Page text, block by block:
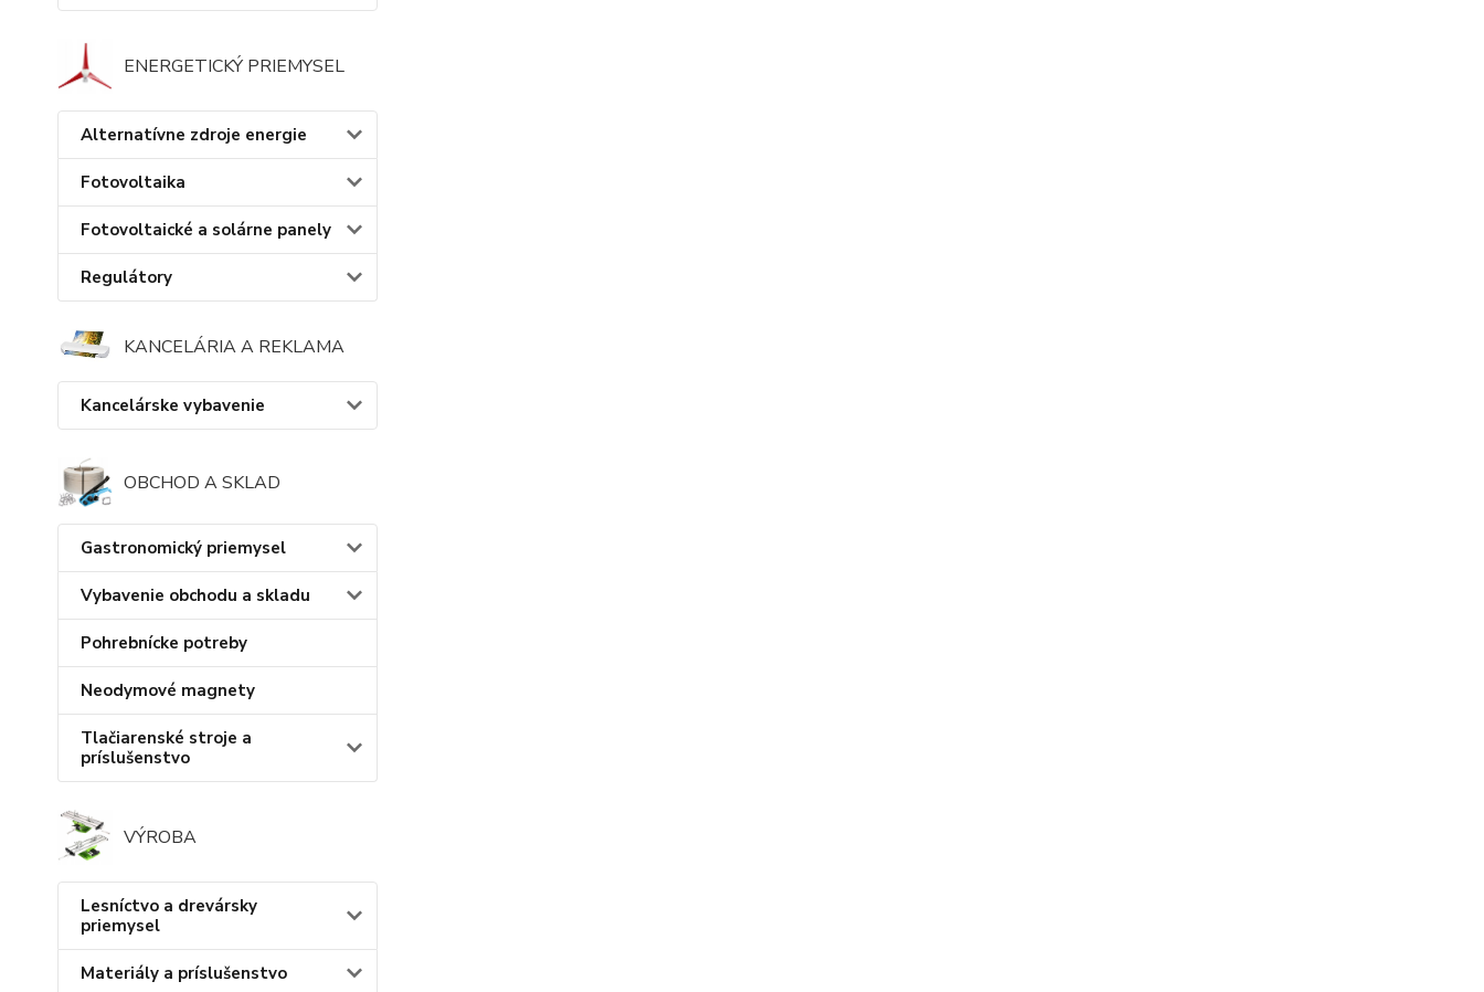
ENERGETICKÝ PRIEMYSEL
Alternatívne zdroje energie
Fotovoltaika
Fotovoltaické a solárne panely
Regulátory
KANCELÁRIA A REKLAMA
Kancelárske vybavenie
OBCHOD A SKLAD
Gastronomický priemysel
Vybavenie obchodu a skladu
Pohrebnícke potreby
Neodymové magnety
Tlačiarenské stroje a
príslušenstvo
VÝROBA
Lesníctvo a drevársky
priemysel
Materiály a príslušenstvo